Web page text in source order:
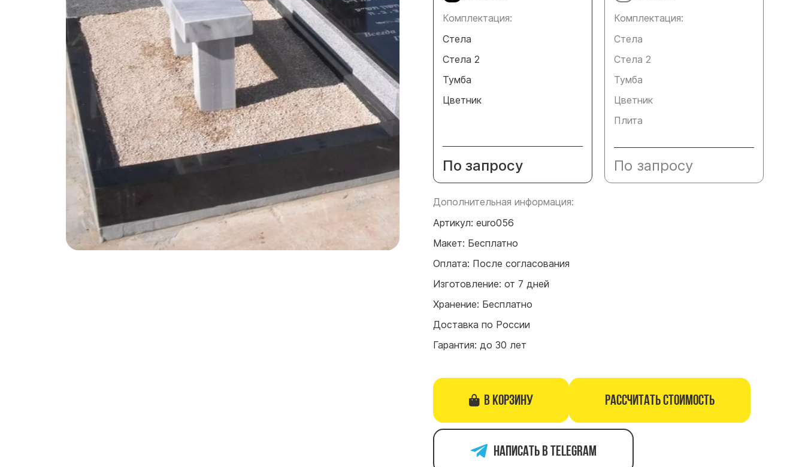
Комплектация:
Стела
Стела 2
Тумба
Цветник
По запросу
Комплектация:
Стела
Стела 2
Тумба
Цветник
Плита
По запросу
Дополнительная информация:
Артикул: euro056
Макет: Бесплатно
Оплата: После согласования
Изготовление: от 7 дней
Хранение: Бесплатно
Доставка по России
Гарантия: до 30 лет
В корзину Рассчитать стоимость
Написать в telegram